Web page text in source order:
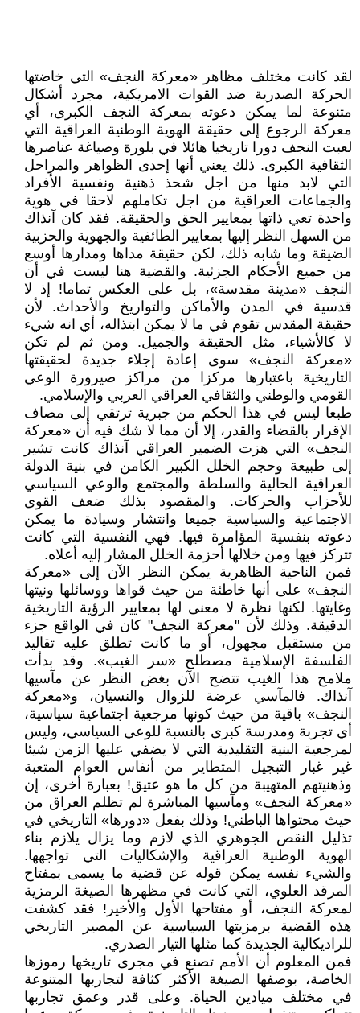
لقد كانت مختلف مظاهر «معركة النجف» التي خاضتها
الحركة الصدرية ضد القوات الامريكية، مجرد أشكال
متنوعة لما يمكن دعوته بمعركة النجف الكبرى، أي
معركة الرجوع إلى حقيقة الهوية الوطنية العراقية التي
لعبت النجف دورا تاريخيا هائلا في بلورة وصياغة عناصرها
الثقافية الكبرى. ذلك يعني أنها إحدى الظواهر والمراحل
التي لابد منها من اجل شحذ ذهنية ونفسية الأفراد
والجماعات العراقية من اجل تكاملهم لاحقا في هوية
واحدة تعي ذاتها بمعايير الحق والحقيقة. فقد كان آنذاك
من السهل النظر إليها بمعايير الطائفية والجهوية والحزبية
الضيقة وما شابه ذلك، لكن حقيقة مداها ومدارها أوسع
من جميع الأحكام الجزئية. والقضية هنا ليست في أن
النجف «مدينة مقدسة»، بل على العكس تماما! إذ لا
قدسية في المدن والأماكن والتواريخ والأحداث. لأن
حقيقة المقدس تقوم في ما لا يمكن ابتذاله، أي انه شيء
لا كالأشياء، مثل الحقيقة والجميل. ومن ثم لم تكن
«معركة النجف» سوى إعادة إجلاء جديدة لحقيقتها
التاريخية باعتبارها مركزا من مراكز صيرورة الوعي
القومي والوطني والثقافي العراقي العربي والإسلامي.
طبعا ليس في هذا الحكم من جبرية ترتقي إلى مصاف
الإقرار بالقضاء والقدر، إلا أن مما لا شك فيه أن «معركة
النجف» التي هزت الضمير العراقي آنذاك كانت تشير
إلى طبيعة وحجم الخلل الكبير الكامن في بنية الدولة
العراقية الحالية والسلطة والمجتمع والوعي السياسي
للأحزاب والحركات. والمقصود بذلك ضعف القوى
الاجتماعية والسياسية جميعا وانتشار وسيادة ما يمكن
دعوته بنفسية المؤامرة فيها. فهي النفسية التي كانت
تتركز فيها ومن خلالها أحزمة الخلل المشار إليه أعلاه.
فمن الناحية الظاهرية يمكن النظر الآن إلى «معركة
النجف» على أنها خاطئة من حيث قواها ووسائلها ونيتها
وغايتها. لكنها نظرة لا معنى لها بمعايير الرؤية التاريخية
الدقيقة. وذلك لأن "معركة النجف" كان في الواقع جزء
من مستقبل مجهول، أو ما كانت تطلق عليه تقاليد
الفلسفة الإسلامية مصطلح «سر الغيب». وقد بدأت
ملامح هذا الغيب تتضح الآن بغض النظر عن مآسيها
آنذاك. فالمآسي عرضة للزوال والنسيان، و«معركة
النجف» باقية من حيث كونها مرجعية اجتماعية سياسية،
أي تجربة ومدرسة كبرى بالنسبة للوعي السياسي، وليس
لمرجعية البنية التقليدية التي لا يضفي عليها الزمن شيئا
غير غبار التبجيل المتطاير من أنفاس العوام المتعبة
وذهنيتهم المتهيبة من كل ما هو عتيق! بعبارة أخرى، إن
«معركة النجف» ومآسيها المباشرة لم تظلم العراق من
حيث محتواها الباطني! وذلك بفعل «دورها» التاريخي في
تذليل النقص الجوهري الذي لازم وما يزال يلازم بناء
الهوية الوطنية العراقية والإشكاليات التي تواجهها.
والشيء نفسه يمكن قوله عن قضية ما يسمى بمفتاح
المرقد العلوي، التي كانت في مظهرها الصيغة الرمزية
لمعركة النجف، أو مفتاحها الأول والأخير! فقد كشفت
هذه القضية برمزيتها السياسية عن المصير التاريخي
للراديكالية الجديدة كما مثلها التيار الصدري.
فمن المعلوم أن الأمم تصنع في مجرى تاريخها رموزها
الخاصة، بوصفها الصيغة الأكثر كثافة لتجاربها المتنوعة
في مختلف ميادين الحياة. وعلى قدر وعمق تجاربها